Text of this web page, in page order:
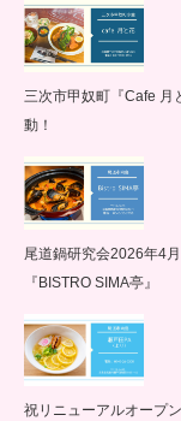
三次市甲奴町『Cafe 月
動！
尾道鍋研究会2026年4
『BISTRO SIMA亭』
祝リニューアルオープ